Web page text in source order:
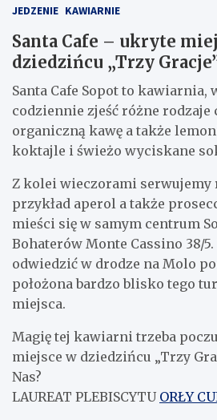
JEDZENIE KAWIARNIE
Santa Cafe – ukryte
dziedzińcu „Trzy
Santa Cafe Sopot to kawiarnia,
codziennie zjeść różne rodzaje
organiczną kawę a także
koktajle i świeżo wyciskane
Z kolei wieczorami
przykład aperol a także
mieści się w samym centrum
Bohaterów Monte Cassino 38/
odwiedzić w drodze na Molo
położona bardzo blisko tego
miejsca.
Magię tej kawiarni trzeba
miejsce w dziedzińcu „Trzy
Nas?
LAUREAT PLEBISCYTU ORŁY